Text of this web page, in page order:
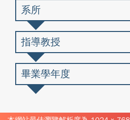
系所
指導教授
畢業學年度